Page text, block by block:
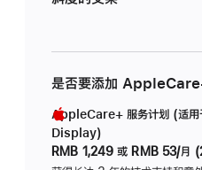
是否要添加
AppleCare+ 服务计划 (适
Display)
RMB 1,249 或 RMB 53/月